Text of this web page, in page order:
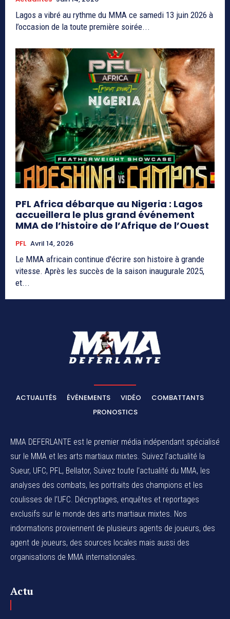
Lagos a vibré au rythme du MMA ce samedi 13 juin 2026 à
l’occasion de la toute première soirée...
PFL Africa débarque au Nigeria : Lagos
accueillera le plus grand événement
MMA de l’histoire de l’Afrique de l’Ouest
PFL Avril 14, 2026
Le MMA africain continue d'écrire son histoire à grande
vitesse. Après les succès de la saison inaugurale 2025,
et...
ACTUALITÉS ÉVÉNEMENTS VIDÉO
COMBATTANTS
PRONOSTICS
MMA DEFERLANTE est le premier média indépendant spécialisé
sur le MMA et les arts martiaux mixtes. Suivez l’actualité la
Sueur, UFC, PFL, Bellator, Suivez toute l’actualité du MMA, les
analyses des combats, les portraits des champions et les
coulisses de l’UFC. Décryptages, enquêtes et reportages
exclusifs sur le monde des arts martiaux mixtes. Nos
indormations proviennent de plusieurs agents de joueurs, des
agent de joueurs, des sources locales mais aussi des
organisations de MMA internationales.
Actu